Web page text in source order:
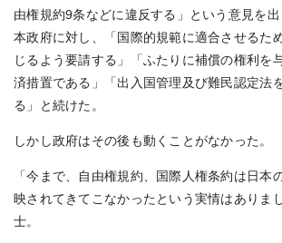
由権規約9条などに違反する」という意見を
本政府に対し、「国際的規範に適合させるた
じるよう要請する」「ふたりに補償の権利を
済措置である」「出入国管理及び難民認定法
る」と続けた。
しかし政府はその後も動くことがなかった。
「今まで、自由権規約、国際人権条約は日本
映されてきてこなかったという実情はありま
士。